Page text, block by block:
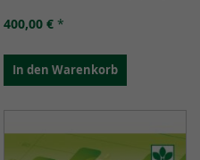
für Schulen und Hochschulen
400,00 € *
In den Warenkorb